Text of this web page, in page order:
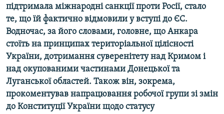
підтримала міжнародні санкції проти Росії, стало
те, що їй фактично відмовили у вступі до ЄС.
Водночас, за його словами, головне, що Анкара
стоїть на принципах територіальної цілісності
України, дотримання суверенітету над Кримом і
над окупованими частинами Донецької та
Луганської областей. Також він, зокрема,
прокоментував напрацювання робочої групи зі змін
до Конституції України щодо статусу